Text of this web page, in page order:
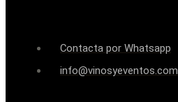
Contacta por Whatsapp
info@vinosyeventos.com